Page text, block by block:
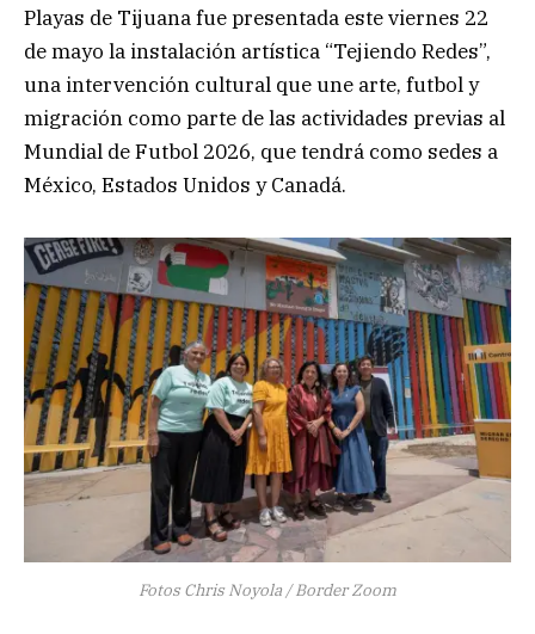
Playas de Tijuana fue presentada este viernes 22
de mayo la instalación artística “Tejiendo Redes”,
una intervención cultural que une arte, futbol y
migración como parte de las actividades previas al
Mundial de Futbol 2026, que tendrá como sedes a
México, Estados Unidos y Canadá.
Fotos Chris Noyola / Border Zoom